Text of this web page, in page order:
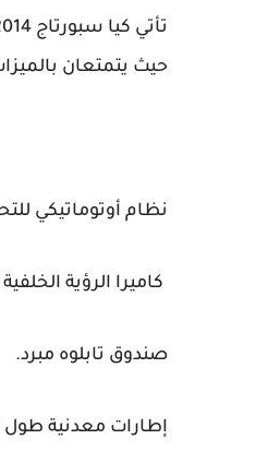
حيث يتمتعان
نظام أوتوماتيكي
كاميرا الرؤية
صندوق تابلوه مبرد.
إطارات معدنية طول 18- بوصة.